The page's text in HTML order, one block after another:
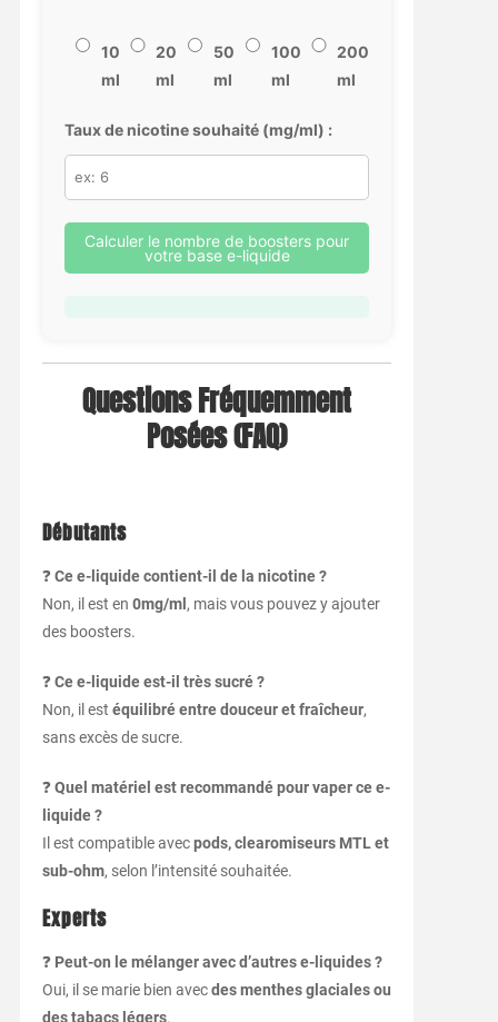
10
ml
20
ml
50
ml
100
ml
200
ml
Taux de nicotine souhaité (mg/ml) :
Calculer le nombre de boosters pour
votre base e-liquide
Questions Fréquemment
Posées (FAQ)
Débutants
❓Ce e-liquide contient-il de la nicotine ?
Non, il est en 0mg/ml , mais vous pouvez y ajouter
des boosters.
❓Ce e-liquide est-il très sucré ?
Non, il est équilibré entre douceur et fraîcheur,
sans excès de sucre.
❓Quel matériel est recommandé pour vaper ce e-
liquide ?
Il est compatible avecpods, clearomiseurs MTL et
sub-ohm, selon l’intensité souhaitée.
Experts
❓ Peut-on le mélanger avec d’autres e-liquides ?
Oui, il se marie bien avecdes menthes glaciales ou
des tabacs légers.